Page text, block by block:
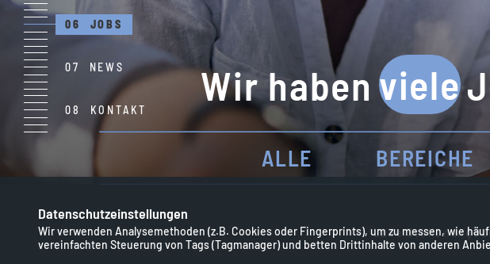
JOBS
NEWS
KONTAKT
Wir haben viele
ALLE BEREICHE
Lade
Datenschutzeinstellungen
Wir verwenden Analysemethoden (z.B. Cookies oder Fingerprints), um zu messen, wie
vereinfachten Steuerung von Tags (Tagmanager) und betten Drittinhalte von anderen